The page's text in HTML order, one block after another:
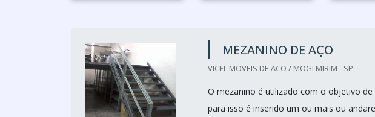
MEZANINO DE AÇO
VICEL MOVEIS DE ACO / MOGI MIRIM - SP
O mezanino é utilizado com o objetivo
para isso é inserido um ou mais ou